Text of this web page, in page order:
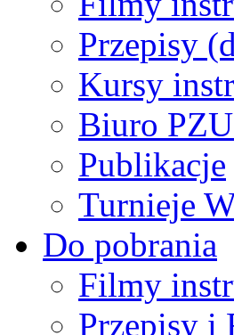
Przepisy
Kursy
Biuro
Publikacje
Turnieje
Do pobrania
Filmy
Przepisy i